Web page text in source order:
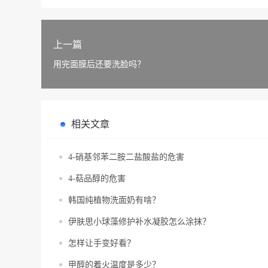
上一篇
用完面膜后还要洗脸吗？
相关文章
4-硝基邻苯二胺二盐酸盐的危害
4-萜品醇的危害
韩国纯植物洗面奶有啥？
伊肤思小球藻修护补水凝胶怎么涂抹？
怎样让手变好看？
甲醇的着火温度是多少？